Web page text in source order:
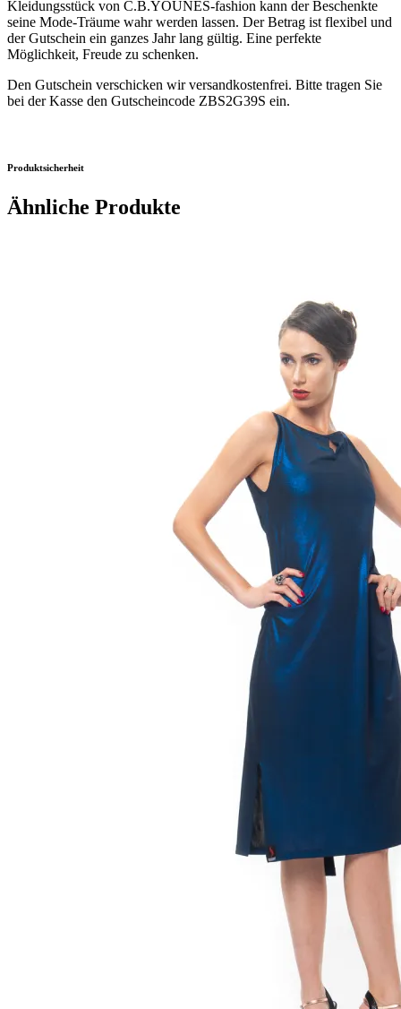
Kleidungsstück von C.B.YOUNES-fashion kann der Beschenkte
seine Mode-Träume wahr werden lassen. Der Betrag ist flexibel und
der Gutschein ein ganzes Jahr lang gültig. Eine perfekte
Möglichkeit, Freude zu schenken.
Den Gutschein verschicken wir versandkostenfrei. Bitte tragen Sie
bei der Kasse den Gutscheincode ZBS2G39S ein.
Produktsicherheit
Ähnliche Produkte